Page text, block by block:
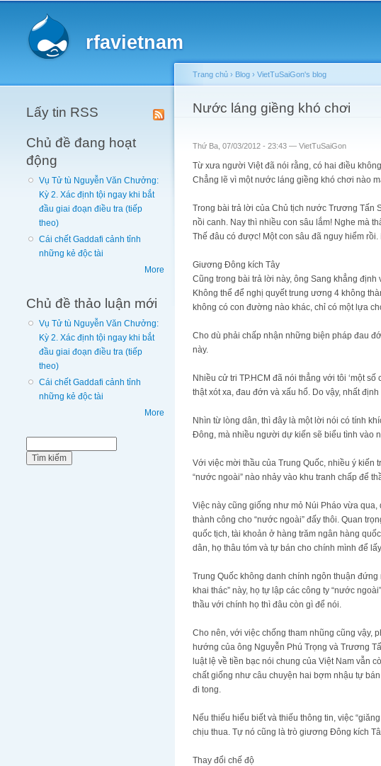
rfavietnam
Lấy tin RSS
Chủ đề đang hoạt
động
Vụ Tử tù Nguyễn Văn Chưởng:
Kỳ 2. Xác định tội ngay khi bắt
đầu giai đoạn điều tra (tiếp
theo)
Cái chết Gaddafi cảnh tỉnh
những kẻ độc tài
More
Chủ đề thảo luận mới
Vụ Tử tù Nguyễn Văn Chưởng:
Kỳ 2. Xác định tội ngay khi bắt
đầu giai đoạn điều tra (tiếp
theo)
Cái chết Gaddafi cảnh tỉnh
những kẻ độc tài
More
You are here
Trang chủ › Blog › VietTuSaiGon's blog
Nước láng giềng khó chơi
Thứ Ba, 07/03/2012 - 23:43 — VietTuSaiGon
Từ xưa người Việt đã nói rằng, có hai điều
Chẳng lẽ vì một nước láng giềng khó chơi nào
Trong bài trả lời của Chủ tịch nước Trương Tấn
nồi canh. Nay thì nhiều con sâu lắm! Nghe mà
Thế đâu có được! Một con sâu đã nguy hiểm
Giương Đông kích Tây
Cũng trong bài trả lời này, ông Sang khẳng
Không thể để nghị quyết trung ương 4 không
không có con đường nào khác, chỉ có một lựa
Cho dù phải chấp nhận những biện pháp đau
này.
Nhiều cử tri TP.HCM đã nói thẳng với tôi ‘một
thật xót xa, đau đớn và xấu hổ. Do vậy, nhất
Nhìn từ lòng dân, thì đây là một lời nói có tính
Đông, mà nhiều người dự kiến sẽ biểu tình vào
Với việc mời thầu của Trung Quốc, nhiều ý
“nước ngoài” nào nhảy vào khu tranh chấp để
Việc này cũng giống như mỏ Núi Pháo vừa
thành công cho “nước ngoài” đấy thôi. Quan
quốc tịch, tài khoản ở hàng trăm ngân hàng
dân, họ thâu tóm và tự bán cho chính mình để
Trung Quốc không danh chính ngôn thuận
khai thác” này, họ tự lập các công ty “nước
thầu với chính họ thì đâu còn gì để nói.
Cho nên, với việc chống tham nhũng cũng vậy,
hướng của ông Nguyễn Phú Trọng và Trương
luật lệ về tiền bạc nói chung của Việt Nam vẫn
chất giống như câu chuyện hai bợm nhậu tự
đi tong.
Nếu thiếu hiểu biết và thiếu thông tin, việc
chịu thua. Tự nó cũng là trò giương Đông kích
Thay đổi chế độ